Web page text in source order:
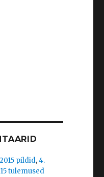
pildid,4.
tulemused